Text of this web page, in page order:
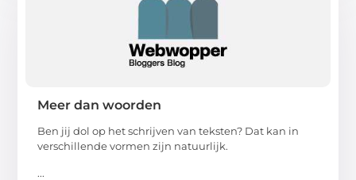
Meer dan woorden
Ben jij dol op het schrijven van teksten? Dat kan in
verschillende vormen zijn natuurlijk.
...